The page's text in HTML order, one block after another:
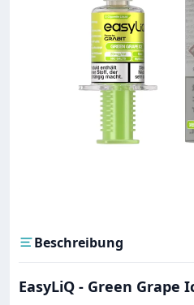
Beschreibung
EasyLiQ - Green Grape